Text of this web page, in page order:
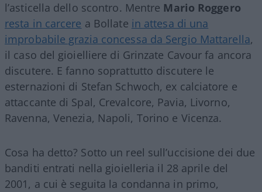
l’asticella dello scontro. Mentre Mario Roggero
resta in carcere a Bollate in attesa di una
improbabile grazia concessa da Sergio Mattarella,
il caso del gioielliere di Grinzate Cavour fa ancora
discutere. E fanno soprattutto discutere le
esternazioni di Stefan Schwoch, ex calciatore e
attaccante di Spal, Crevalcore, Pavia, Livorno,
Ravenna, Venezia, Napoli, Torino e Vicenza.
Cosa ha detto? Sotto un reel sull’uccisione dei due
banditi entrati nella gioielleria il 28 aprile del
2001, a cui è seguita la condanna in primo,